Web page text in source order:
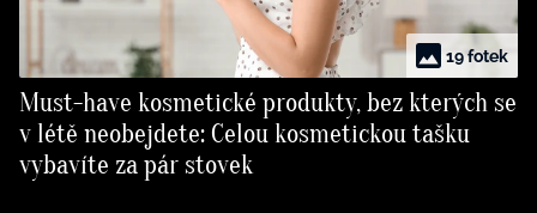
19 fotek
Must-have kosmetické produkty, bez kterých se
v létě neobejdete: Celou kosmetickou tašku
vybavíte za pár stovek